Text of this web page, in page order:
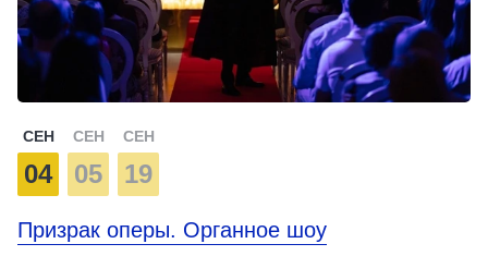
СЕН
04
СЕН
05
СЕН
19
Призрак оперы. Органное шоу